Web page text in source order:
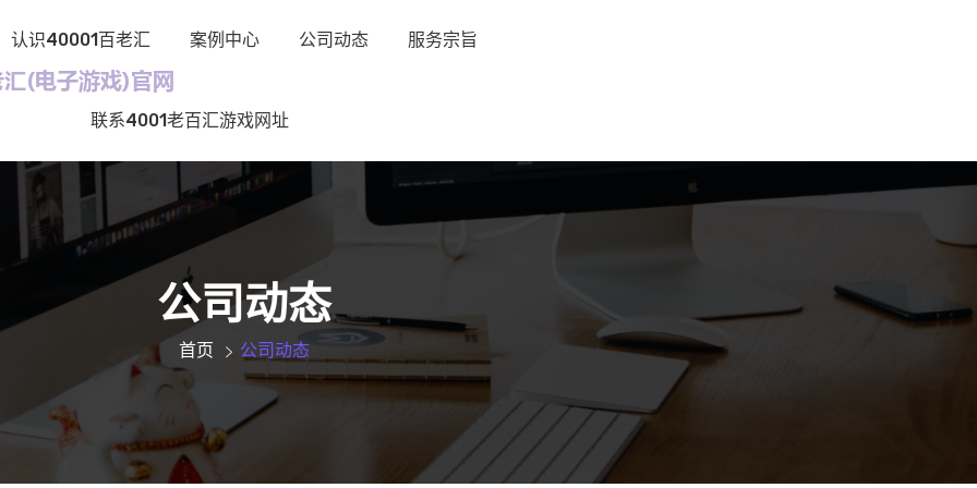
认识40001百老汇 案例中心 公司动态 服务宗旨
联系4001老百汇游戏网址
公司动态
首页 公司动态